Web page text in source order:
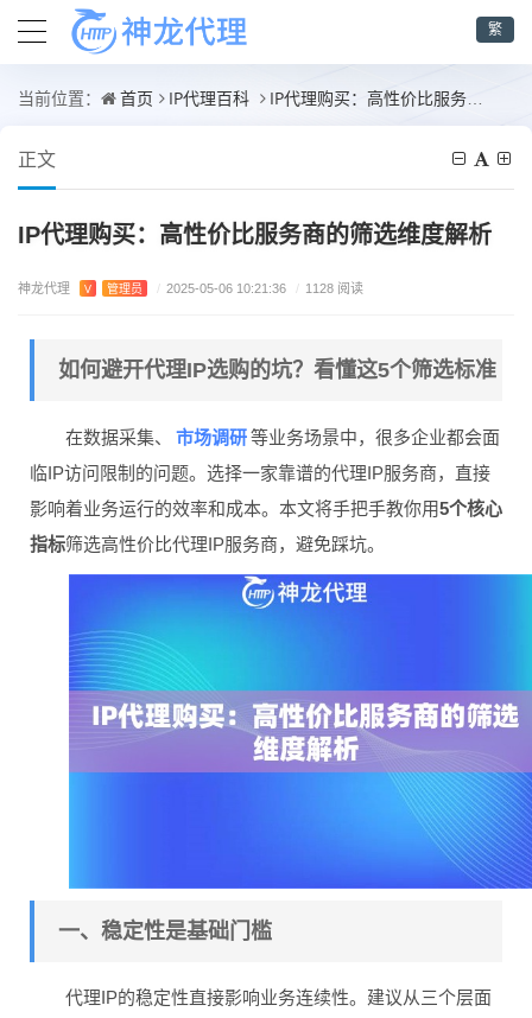
繁
当前位置： 首页 IP代理百科 IP代理购买：高性价比服务商的筛选维度解析
正文
IP代理购买：高性价比服务商的筛选维度解析
神龙代理 V 管理员 / 2025-05-06 10:21:36 / 1128 阅读
如何避开代理IP选购的坑？看懂这5个筛选标准
在数据采集、 市场调研等业务场景中，很多企业都会面
临IP访问限制的问题。选择一家靠谱的代理IP服务商，直接
影响着业务运行的效率和成本。本文将手把手教你用5个核心
指标筛选高性价比代理IP服务商，避免踩坑。
一、稳定性是基础门槛
代理IP的稳定性直接影响业务连续性。建议从三个层面